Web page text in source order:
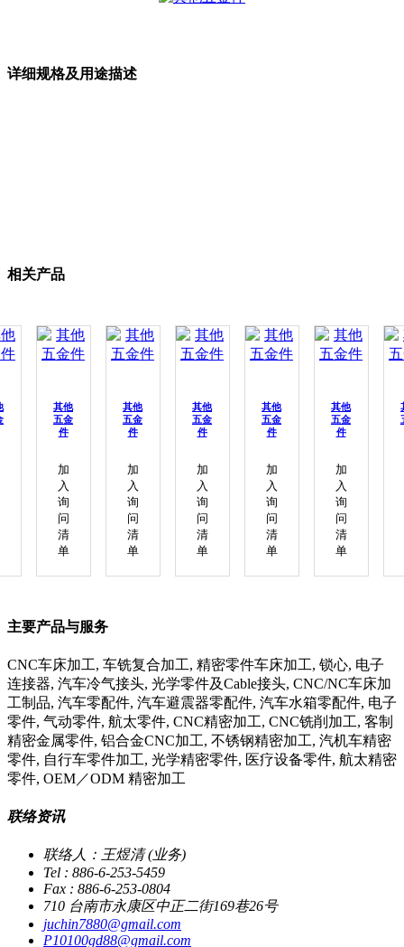
详细规格及用途描述
相关产品
其他
五金
件
加
入
询
问
清
单
其他
五金
件
加
入
询
问
清
单
其他
五金
件
加
入
询
问
清
单
其他
五金
件
加
入
询
问
清
单
其他
五金
件
加
入
询
问
清
单
主要产品与服务
CNC车床加工, 车铣复合加工, 精密零件车床加工, 锁心, 电子
连接器, 汽车冷气接头, 光学零件及Cable接头, CNC/NC车床加
工制品, 汽车零配件, 汽车避震器零配件, 汽车水箱零配件, 电子
零件, 气动零件, 航太零件, CNC精密加工, CNC铣削加工, 客制
精密金属零件, 铝合金CNC加工, 不锈钢精密加工, 汽机车精密
零件, 自行车零件加工, 光学精密零件, 医疗设备零件, 航太精密
零件, OEM／ODM 精密加工
联络资讯
联络人：王煜清 (业务)
Tel : 886-6-253-5459
Fax : 886-6-253-0804
710 台南市永康区中正二街169巷26号
juchin7880@gmail.com
P10100gd88@gmail.com